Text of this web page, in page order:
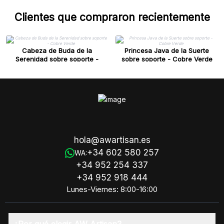
Clientes que compraron recientemente
Cabeza de Buda de la
Serenidad sobre soporte -
Princesa Java de la Suerte
sobre soporte - Cobre Verde
hola@awartisan.es
WA:+34 602 580 257
+34 952 254 337
+34 952 918 444
Lunes-Viernes: 8:00-16:00